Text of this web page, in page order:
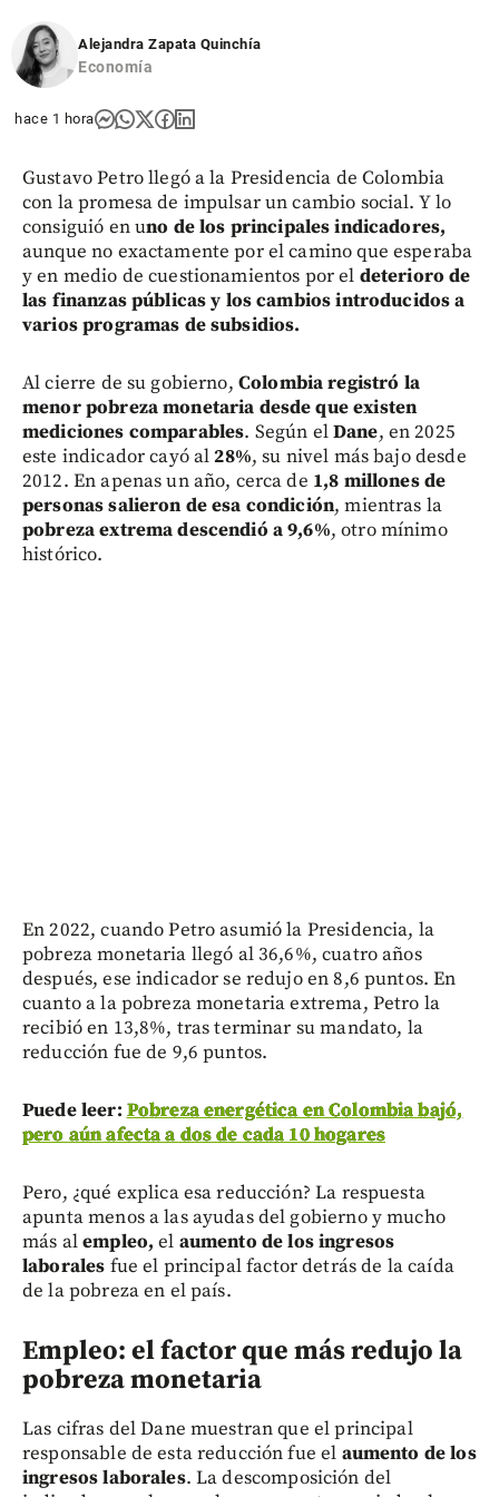
Alejandra Zapata Quinchía
Economía
hace 1 hora
Gustavo Petro llegó a la Presidencia de Colombia
con la promesa de impulsar un cambio social. Y lo
consiguió en uno de los principales indicadores,
aunque no exactamente por el camino que esperaba
y en medio de cuestionamientos por el deterioro de
las finanzas públicas y los cambios introducidos a
varios programas de subsidios.
Al cierre de su gobierno, Colombia registró la
menor pobreza monetaria desde que existen
mediciones comparables. Según elDane, en 2025
este indicador cayó al28%, su nivel más bajo desde
2012. En apenas un año, cerca de 1,8 millones de
personas salieron de esa condición, mientras la
pobreza extrema descendió a 9,6%, otro mínimo
histórico.
En 2022, cuando Petro asumió la Presidencia, la
pobreza monetaria llegó al 36,6%, cuatro años
después, ese indicador se redujo en 8,6 puntos. En
cuanto a la pobreza monetaria extrema, Petro la
recibió en 13,8%, tras terminar su mandato, la
reducción fue de 9,6 puntos.
Puede leer: Pobreza energética en Colombia bajó,
pero aún afecta a dos de cada 10 hogares
Pero, ¿qué explica esa reducción? La respuesta
apunta menos a las ayudas del gobierno y mucho
más alempleo, el aumento de los ingresos
laborales fue el principal factor detrás de la caída
de la pobreza en el país.
Empleo: el factor que más redujo la
pobreza monetaria
Las cifras del Dane muestran que el principal
responsable de esta reducción fue el aumento de los
ingresos laborales. La descomposición del